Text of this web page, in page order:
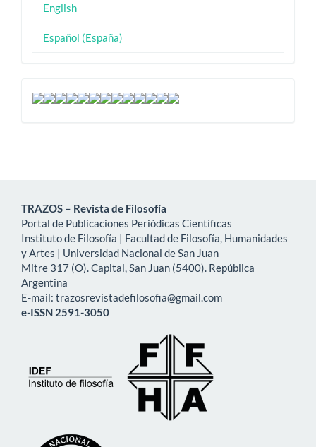
English
Español (España)
dsgsdfg
TRAZOS – Revista de Filosofía
Portal de Publicaciones Periódicas Científicas
Instituto de Filosofía | Facultad de Filosofía, Humanidades
y Artes | Universidad Nacional de San Juan
Mitre 317 (O). Capital, San Juan (5400). República
Argentina
E-mail: trazosrevistadefilosofia@gmail.com
e-ISSN 2591-3050